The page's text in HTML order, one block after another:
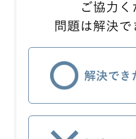
ご協力く
問題は解決で
解決でき